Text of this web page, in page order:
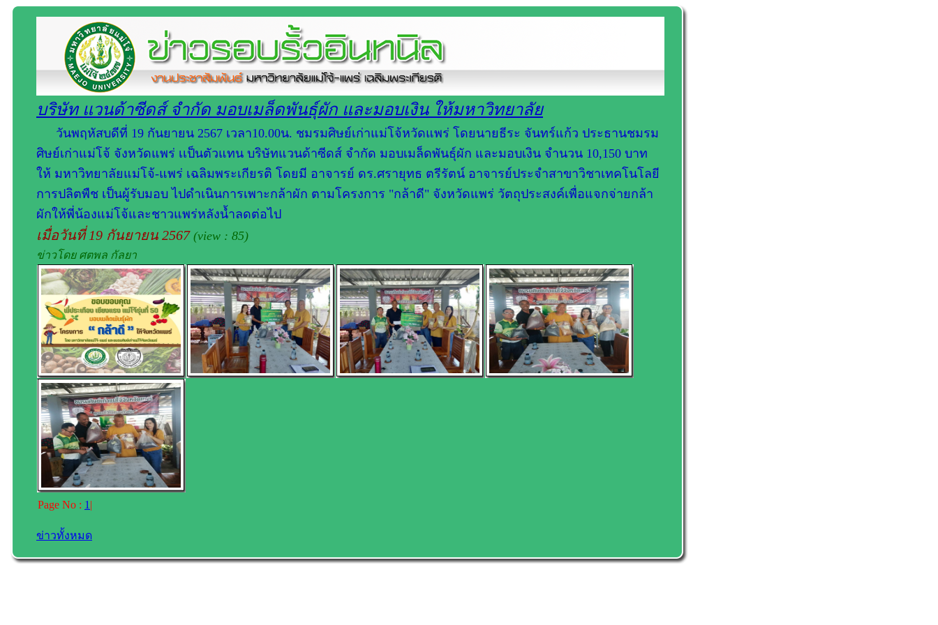
บริษัท แวนด้าซีดส์​ จำกัด มอบเมล็ดพันธุ์ผัก​ และมอบเงิน ให้มหาวิทยาลัย
วันพฤหัสบดีที่ 19 กันยายน 2567 เวลา​10.00น. ชมรมศิษย์เก่าแม่โจ้หวัดแพร่​ โดยนายธีระ​ จันทร์แก้ว​ ประธานชมรม
ศิษย์เก่าแม่โจ้ จังหวัดแพร่ เเป็นตัวแทน บริษัทแวนด้าซีดส์​ จำกัด มอบเมล็ดพันธุ์ผัก และมอบเงิน​ จำนวน​ 10,150 บาท
ให้​ มหาวิทยาลัยแม่โจ้-แพร่ เฉลิมพระเกียรติ​ โดยมี อาจารย์ ดร.ศรายุทธ ตรีรัตน์ อาจารย์ประจำสาขาวิชาเทคโนโลยี
การปลิตพืช เป็นผู้รับมอบ ไปดำเนินการเพาะกล้าผัก​ ตามโครงการ​ "กล้าดี" จังหวัดแพร่ วัตถุประสงค์เพื่อแจกจ่ายกล้า
ผักให้พี่น้องแม่โจ้และชาวแพร่หลังน้ำลดต่อไป
เมื่อวันที่ 19 กันยายน 2567 (view : 85)
ข่าวโดย ศตพล กัลยา
Page No : 1 |
ข่าวทั้งหมด